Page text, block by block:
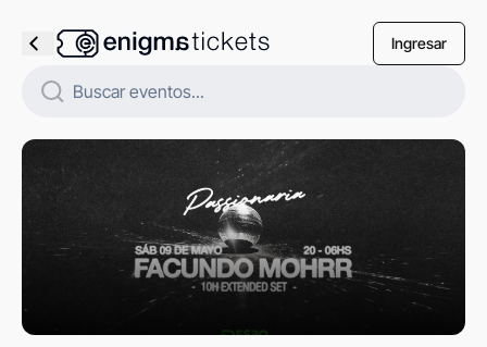
Ingresar